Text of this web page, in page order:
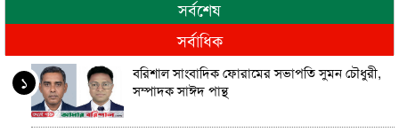
সর্বশেষ
সর্বাধিক
১
বরিশাল সাংবাদিক ফোরামের সভাপতি সুমন চৌধুরী,
সম্পাদক সাঈদ পান্থ